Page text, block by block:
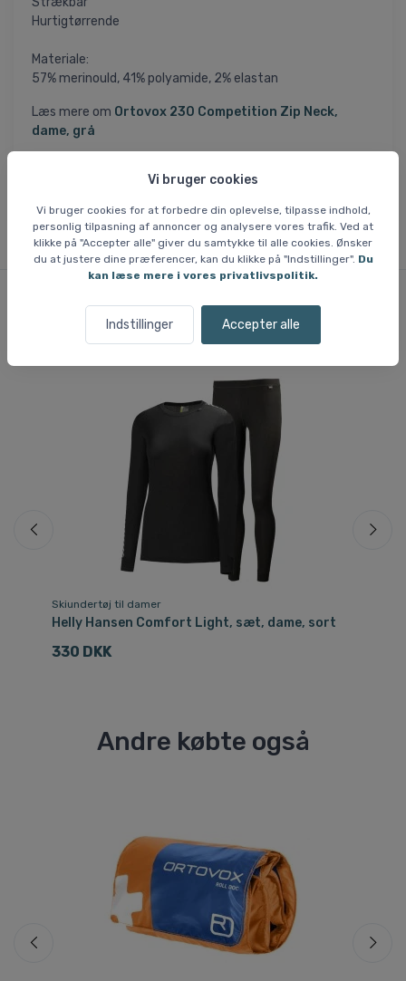
Vi bruger cookies
Vi bruger cookies for at forbedre din oplevelse, tilpasse indhold,
personlig tilpasning af annoncer og analysere vores trafik. Ved at
klikke på "Accepter alle" giver du samtykke til alle cookies. Ønsker
du at justere dine præferencer, kan du klikke på "Indstillinger". Du
kan læse mere i vores privatlivspolitik.
Indstillinger Accepter alle
Hurtigtørrende
Materiale:
57% merinould, 41% polyamide, 2% elastan
Læs mere om Ortovox 230 Competition Zip Neck,
dame, grå
Lignende varer
Skiundertøj til damer
Helly Hansen Comfort Light, sæt, dame, sort
330 DKK
Andre købte også